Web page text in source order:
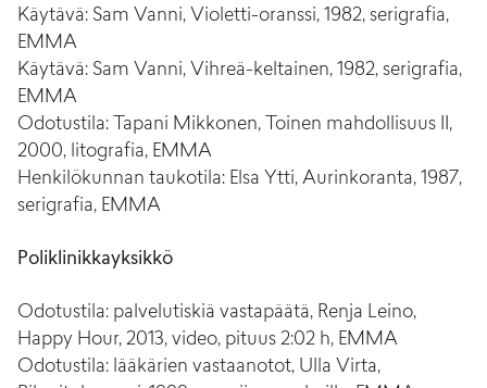
Käytävä: Sam Vanni, Violetti-oranssi, 1982, serigrafia,
EMMA
Käytävä: Sam Vanni, Vihreä-keltainen, 1982, serigrafia,
EMMA
Odotustila: Tapani Mikkonen, Toinen mahdollisuus II,
2000, litografia, EMMA
Henkilökunnan taukotila: Elsa Ytti, Aurinkoranta, 1987,
serigrafia, EMMA
Poliklinikkayksikkö
Odotustila: palvelutiskiä vastapäätä, Renja Leino,
Happy Hour, 2013, video, pituus 2:02 h, EMMA
Odotustila: lääkärien vastaanotot, Ulla Virta,